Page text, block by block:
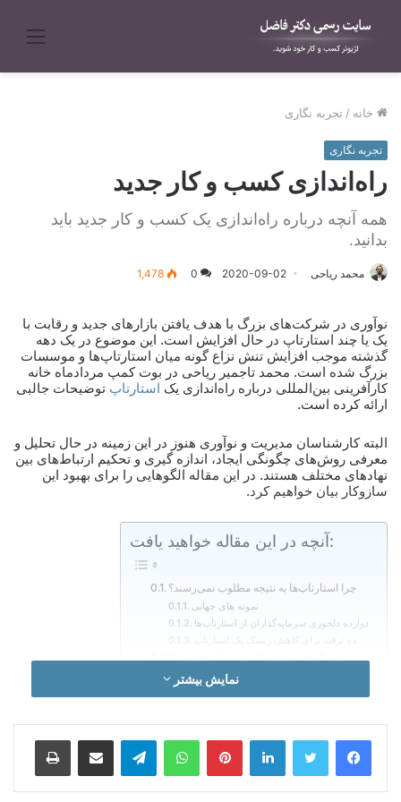
منو
خانه / تجربه نگاری
تجربه نگاری
راه‌اندازی کسب و کار جدید
همه آنچه درباره راه‌اندازی یک کسب و کار جدید باید
بدانید.
محمد ریاحی 2020-09-02
0
1,478
نوآوری در شرکت‌های بزرگ با هدف یافتن بازارهای جدید و رقابت با
یک یا چند استارتاپ‌ در حال افزایش است. این موضوع در یک دهه
گذشته موجب افزایش تنش نزاع گونه میان استارتاپ‌ها و موسسات
بزرگ شده است. محمد تاجمیر ریاحی در بوت کمپ مردادماه خانه
کارآفرینی بین‌المللی درباره راه‌اندازی یک استارتاپ توضیحات جالبی
ارائه کرده است.
البته کارشناسان مدیریت و نوآوری هنوز در این زمینه در حال تحلیل و
معرفی روش‌های چگونگی ایجاد، اندازه گیری و تحکیم ارتباط‌های بین
نهادهای مختلف هستند. در این مقاله الگوهایی را برای بهبود این
سازوکار بیان خواهیم کرد.
آنچه در این مقاله خواهید یافت:
چرا استارتاپ‌ها به نتیجه مطلوب نمی‌رسند؟
نمونه های جهانی
دوازده دلخوری سرمایه‌گذاران از استارتاپ‌ها
مشتری مداری
انقلاب فناوری
راهی که در پیش است
تغییر راهبرد یا تغییر رفتار؟
کسب قدرت یا حفظ قدرت
مدیریت هوشمند
نمایش بیشتر
لینکدین ‫پین‌ترستواتس آپ تلگرام اشتراک گذاری از طریق ایمیل چاپ